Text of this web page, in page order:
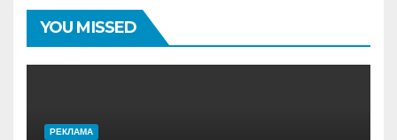
YOU MISSED
PЕКЛАМА